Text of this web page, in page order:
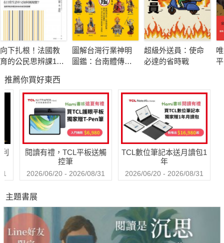
▎戰役與政治交織呈現波濤壯闊
書中詳實描述了當時的戰役，從白登之圍到龍城大捷，每一
場戰役背後都有各方勢力的較量和人性的鬥爭。這些戰役既展現
政治的交織，呈現了波瀾壯闊的歷史畫卷。
▎力戰匈奴展示抗敵氣魄
漢興八十年間，漢朝多次與北方強敵匈奴發生戰爭，而書中
對這些戰役進行了生動描述。漢朝的皇帝們面對匈奴的威脅，展
現了強烈的抗敵氣魄與軍事實力。他們不畏強敵，果斷出兵，最
▎政治運籌與國家穩固
除了戰爭，本書深入剖析了當時政治內外的運作，展現了漢
朝的治國策略和政治智慧。晁錯、蕭何等謀臣的智謀，以及漢高
帝、漢文帝、漢武帝等帝王的明智決策，讓漢朝能夠在內外交困
向下扎根！法國教
育的公民思辨課1－
視？在日常生活中
又如何被複
製？」：追根究柢
各種沒來由的成見
圖解台灣行業神明
圖鑑：台南體傳統
超級外送員：使命
必達的省時戰
推薦你買好東西
閱讀有禮，TCL平板送觸
控筆
2026/06/20 - 2026/08/31
TCL數位筆記本送月讀包1
年
2026/06/20 - 2026/08/31
主題書展